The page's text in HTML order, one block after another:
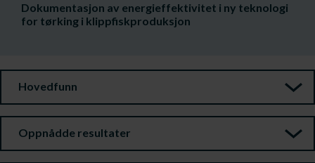
Dokumentasjon av energieffektivitet i ny teknologi
for tørking i klippfiskproduksjon
Hovedfunn
Oppnådde resultater